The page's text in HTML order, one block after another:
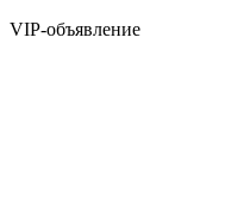
VIP-объявление